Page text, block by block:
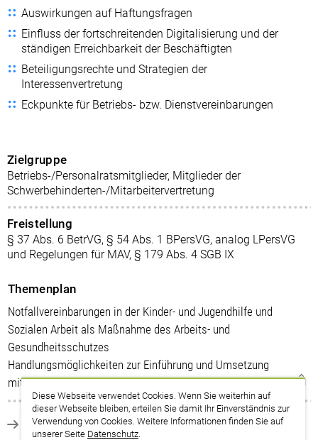
Diese Webseite verwendet Cookies. Wenn Sie weiterhin auf
dieser Webseite bleiben, erteilen Sie damit Ihr Einverständnis zur
Verwendung von Cookies. Weitere Informationen finden Sie auf
unserer Seite Datenschutz.
Auswirkungen auf Haftungsfragen
Einfluss der fortschreitenden Digitalisierung und der
ständigen Erreichbarkeit der Beschäftigten
Beteiligungsrechte und Strategien der
Interessenvertretung
Eckpunkte für Betriebs- bzw. Dienstvereinbarungen
Zielgruppe
Betriebs-/Personalratsmitglieder, Mitglieder der
Schwerbehinderten-/Mitarbeitervertretung
Freistellung
§ 37 Abs. 6 BetrVG, § 54 Abs. 1 BPersVG, analog LPersVG
und Regelungen für MAV, § 179 Abs. 4 SGB IX
Themenplan
Notfallvereinbarungen in der Kinder- und Jugendhilfe und
Sozialen Arbeit als Maßnahme des Arbeits- und
Gesundheitsschutzes
Handlungsmöglichkeiten zur Einführung und Umsetzung
mitbestimmter Notfallvereinbarungen
zurück zur Suche